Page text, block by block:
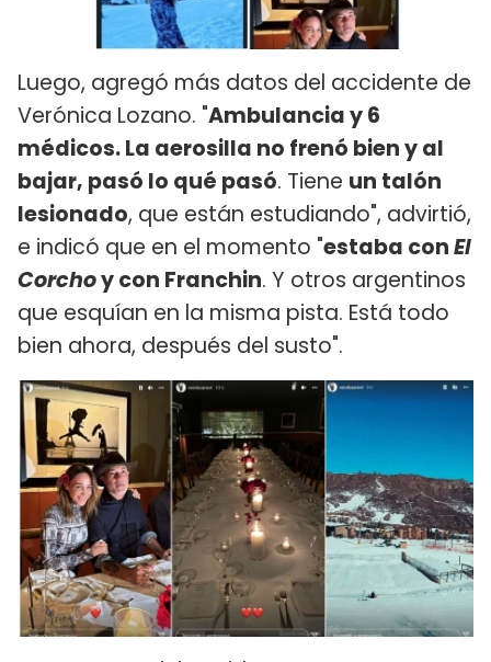
Luego, agregó más datos del accidente de
Verónica Lozano. "Ambulancia y 6
médicos. La aerosilla no frenó bien y al
bajar, pasó lo qué pasó. Tiene un talón
lesionado, que están estudiando", advirtió,
e indicó que en el momento "estaba conEl
Corchoy con Franchin. Y otros argentinos
que esquían en la misma pista. Está todo
bien ahora, después del susto".